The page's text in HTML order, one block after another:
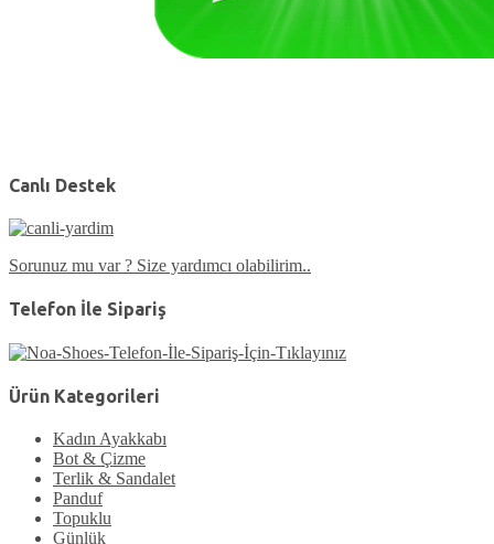
Canlı Destek
Sorunuz mu var ? Size yardımcı olabilirim..
Telefon İle Sipariş
Ürün Kategorileri
Kadın Ayakkabı
Bot & Çizme
Terlik & Sandalet
Panduf
Topuklu
Günlük